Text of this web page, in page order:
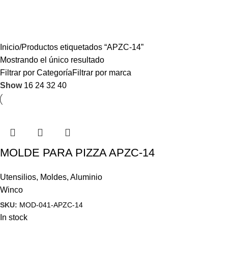
Inicio Productos etiquetados “APZC-14”
Mostrando el único resultado
Filtrar por CategoríaFiltrar por marca
Show 16 24 32 40
MOLDE PARA PIZZA APZC-14
Utensilios, Moldes, Aluminio
Winco
SKU: MOD-041-APZC-14
In stock